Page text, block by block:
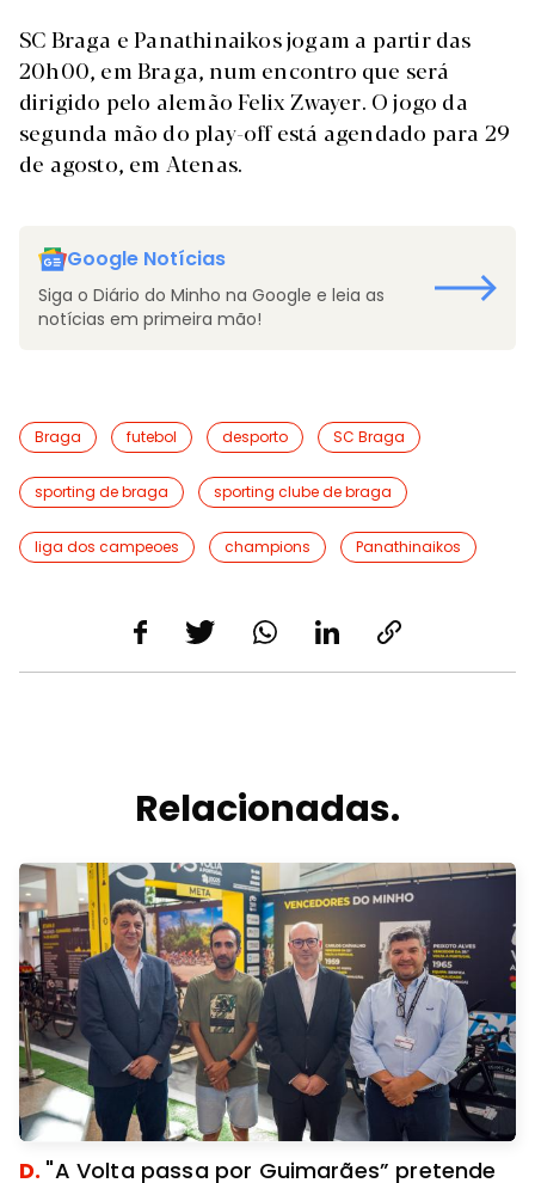
SC Braga e Panathinaikos jogam a partir das
20h00, em Braga, num encontro que será
dirigido pelo alemão Felix Zwayer. O jogo da
segunda mão do play-off está agendado para 29
de agosto, em Atenas.
Google Notícias
Siga o Diário do Minho na Google e leia as
notícias em primeira mão!
Braga futebol desporto SC Braga
sporting de braga sporting clube de braga
liga dos campeoes champions Panathinaikos
Relacionadas.
D. "A Volta passa por Guimarães” pretende